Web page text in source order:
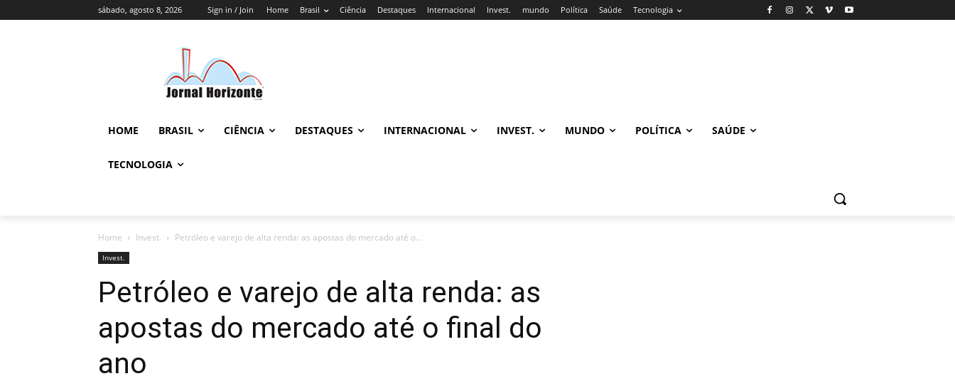
sábado, agosto 8, 2026 Sign in / Join Home Brasil Ciência Destaques Internacional Invest. mundo Política Saúde Tecnologia
HOME BRASIL CIÊNCIA DESTAQUES INTERNACIONAL INVEST. MUNDO POLÍTICA SAÚDE
TECNOLOGIA
Home Invest. Petróleo e varejo de alta renda: as apostas do mercado até o...
Invest.
Petróleo e varejo de alta renda: as
apostas do mercado até o final do
ano